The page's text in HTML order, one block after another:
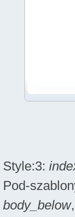
Style:3:
Pod-
body_below,